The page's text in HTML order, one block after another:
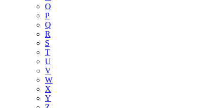
O
P
Q
R
S
T
U
V
W
X
Y